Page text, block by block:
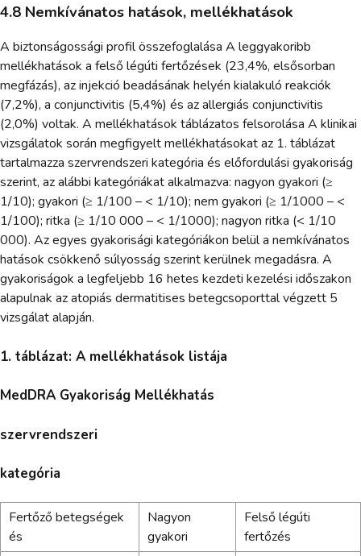
4.8 Nemkívánatos hatások, mellékhatások
A biztonságossági profil összefoglalása A leggyakoribb
mellékhatások a felső légúti fertőzések (23,4%, elsősorban
megfázás), az injekció beadásának helyén kialakuló reakciók
(7,2%), a conjunctivitis (5,4%) és az allergiás conjunctivitis
(2,0%) voltak. A mellékhatások táblázatos felsorolása A klinikai
vizsgálatok során megfigyelt mellékhatásokat az 1. táblázat
tartalmazza szervrendszeri kategória és előfordulási gyakoriság
szerint, az alábbi kategóriákat alkalmazva: nagyon gyakori (≥
1/10); gyakori (≥ 1/100 – < 1/10); nem gyakori (≥ 1/1000 – <
1/100); ritka (≥ 1/10 000 – < 1/1000); nagyon ritka (< 1/10
000). Az egyes gyakorisági kategóriákon belül a nemkívánatos
hatások csökkenő súlyosság szerint kerülnek megadásra. A
gyakoriságok a legfeljebb 16 hetes kezdeti kezelési időszakon
alapulnak az atopiás dermatitises betegcsoporttal végzett 5
vizsgálat alapján.
1. táblázat: A mellékhatások listája
MedDRA Gyakoriság Mellékhatás
szervrendszeri
kategória
Fertőző betegségek
és
Nagyon
gyakori
Felső légúti
fertőzés